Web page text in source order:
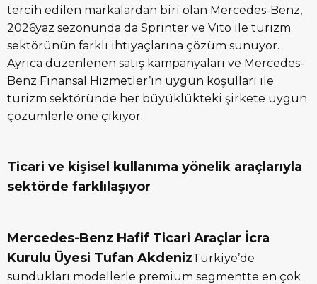
tercih edilen markalardan biri olan Mercedes-Benz,
2026yaz sezonunda da Sprinter ve Vito ile turizm
sektörünün farklı ihtiyaçlarına çözüm sunuyor.
Ayrıca düzenlenen satış kampanyaları ve Mercedes-
Benz Finansal Hizmetler’in uygun koşulları ile
turizm sektöründe her büyüklükteki şirkete uygun
çözümlerle öne çıkıyor.
Ticari ve kişisel kullanıma yönelik araçlarıyla
sektörde farklılaşıyor
Mercedes-Benz Hafif Ticari Araçlar İcra
Kurulu Üyesi Tufan AkdenizTürkiye’de
sundukları modellerle premium segmentte en çok